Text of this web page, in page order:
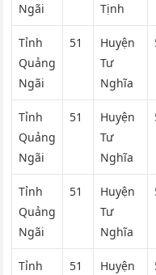
Ngãi
Tịnh
Tỉnh
Quảng
Ngãi
51
Huyện
Tư
Nghĩa
Tỉnh
Quảng
Ngãi
51
Huyện
Tư
Nghĩa
Tỉnh
Quảng
Ngãi
51
Huyện
Tư
Nghĩa
Tỉnh
51
Huyện